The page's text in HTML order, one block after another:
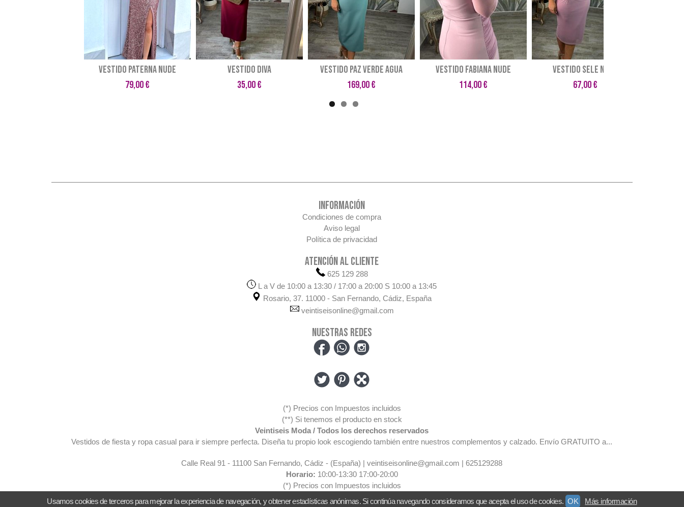
Vestido Paterna nude
79,00 €
VESTIDO DIVA
35,00 €
VESTIDO PAZ VERDE AGUA
169,00 €
VESTIDO FABIANA NUDE
114,00 €
VESTIDO SELE NUDE
67,00 €
INFORMACIÓN
Condiciones de compra
Aviso legal
Política de privacidad
ATENCIÓN AL CLIENTE
625 129 288
L a V de 10:00 a 13:30 / 17:00 a 20:00 S 10:00 a 13:45
Rosario, 37. 11000 - San Fernando, Cádiz, España
veintiseisonline@gmail.com
NUESTRAS REDES
(*) Precios con Impuestos incluidos
(**) Si tenemos el producto en stock
Veintiseis Moda / Todos los derechos reservados
Vestidos de fiesta y ropa casual para ir siempre perfecta. Diseña tu propio look escogiendo también entre nuestros complementos y calzado. Envío GRATUITO a...
Calle Real 91 - 11100 San Fernando, Cádiz - (España) | veintiseisonline@gmail.com |625129288
Horario: 10:00-13:30 17:00-20:00
(*) Precios con Impuestos incluidos
Veintiseis Moda- Copyright © 2026 [24745] - Con la tecnología de Palbin.com
Usamos cookies de terceros para mejorar la experiencia de navegación, y obtener estadísticas anónimas. Si continúa navegando consideramos que acepta el uso de cookies. OK Más información